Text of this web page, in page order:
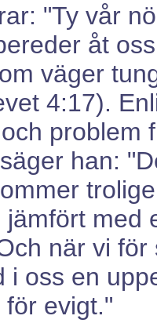
"Ty vår
åt
väger
4:17).
problem
han:
jämfört med
när vi
i oss en
evigt."